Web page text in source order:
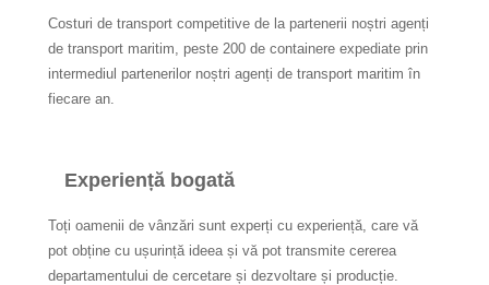
Costuri de transport competitive de la partenerii noștri agenți
de transport maritim, peste 200 de containere expediate prin
intermediul partenerilor noștri agenți de transport maritim în
fiecare an.
Experiență bogată
Toți oamenii de vânzări sunt experți cu experiență, care vă
pot obține cu ușurință ideea și vă pot transmite cererea
departamentului de cercetare și dezvoltare și producție.